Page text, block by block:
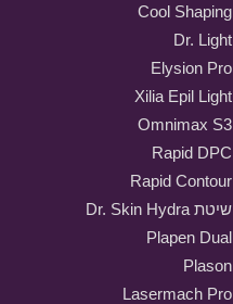
Cool Shaping
Dr. Light
Elysion Pro
Xilia Epil Light
Omnimax S3
Rapid DPC
Rapid Contour
שיטת Dr. Skin Hydra
Plapen Dual
Plason
Lasermach Pro